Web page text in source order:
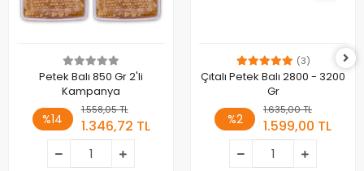
Petek Balı 850 Gr 2'li
Kampanya
%14
1.558,05 TL
1.346,72 TL
(3)
Çıtalı Petek Balı 2800 - 3200
Gr
%2
1.635,00 TL
1.599,00 TL